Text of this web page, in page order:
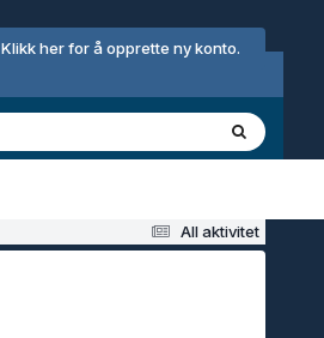
Klikk her for å opprette ny konto.
All aktivitet